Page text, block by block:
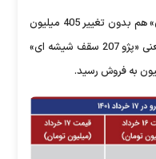
اما داستان خانواده 207 «پژو 207 دنده‌ای» هم بدون تغییر 405 میلیون
تومانی شد و محصول دیگر این خانواه یعنی «پژو 207 سقف شیشه ای»